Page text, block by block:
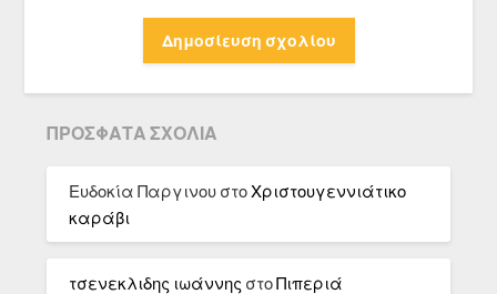
ΠΡΌΣΦΑΤΑ ΣΧΌΛΙΑ
Ευδοκία Παργινου στοΧριστουγεννιάτικο
καράβι
τσενεκλιδης ιωάννης στοΠιπεριά